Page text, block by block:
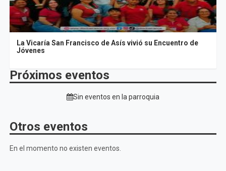
La Vicaría San Francisco de Asís vivió su Encuentro de
Jóvenes
Próximos eventos
Sin eventos en la parroquia
Otros eventos
En el momento no existen eventos.